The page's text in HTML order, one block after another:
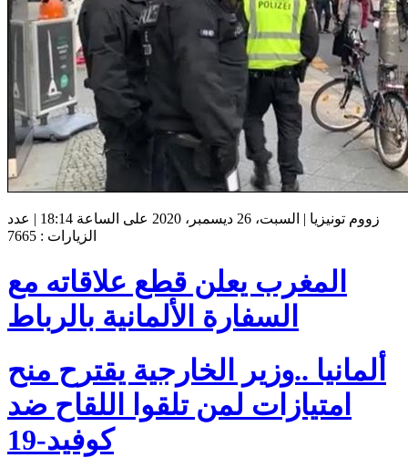
زووم تونيزيا | السبت، 26 ديسمبر، 2020 على الساعة 18:14 | عدد
الزيارات : 7665
المغرب يعلن قطع علاقاته مع
السفارة الألمانية بالرباط
ألمانيا ..وزير الخارجية يقترح منح
امتيازات لمن تلقوا اللقاح ضد
كوفيد-19